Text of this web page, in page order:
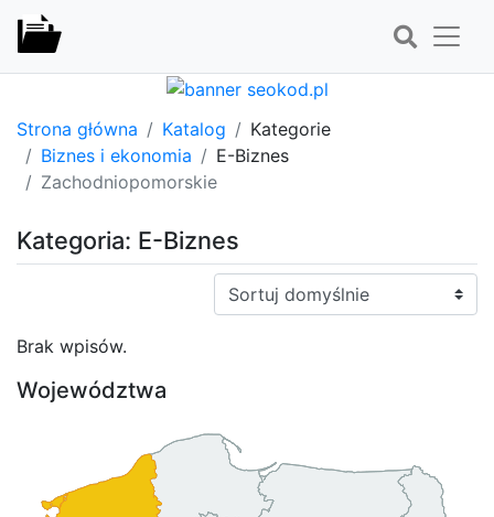
Strona główna Katalog
Kategorie
Biznes i ekonomia
E-Biznes
Zachodniopomorskie
Kategoria: E-Biznes
Sortuj:
Brak wpisów.
Województwa